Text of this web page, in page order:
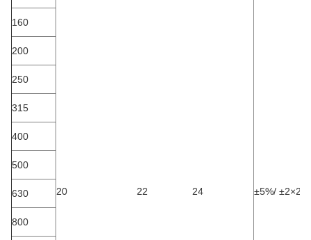
20 22 24 ±5%/
160
200
250
315
400
500
630
800